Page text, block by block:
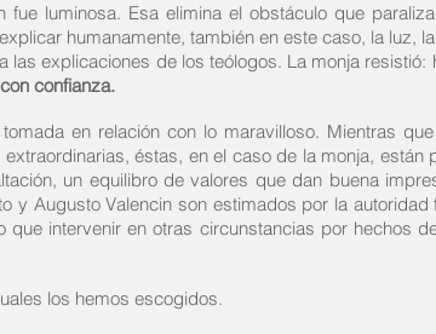
luminosa. Esa elimina el obstáculo que
humanamente, también en este caso, la luz,
explicaciones de los teólogos. La monja resistió:
confianza.
en relación con lo maravilloso. Mientras
éstas, en el caso de la monja, están
un equilibro de valores que dan buena
Augusto Valencin son estimados por la autoridad
intervenir en otras circunstancias por hechos
los hemos escogidos.